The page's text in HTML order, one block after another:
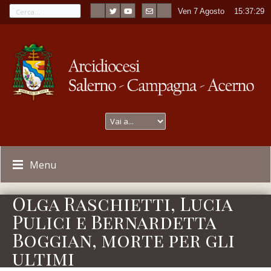
Ven 7 Agosto 15:37:29
Menu
Olga Raschietti, Lucia
Pulici e Bernardetta
Boggian, morte per gli
ultimi